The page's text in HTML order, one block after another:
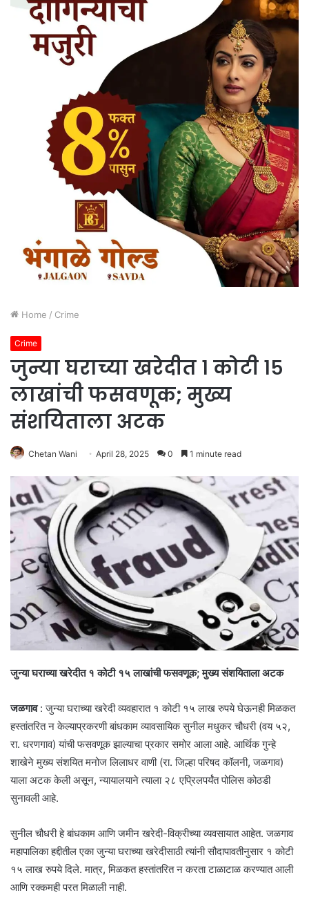
Home / Crime
Crime
जुन्या घराच्या खरेदीत १ कोटी १५
लाखांची फसवणूक; मुख्य
संशयिताला अटक
Chetan Wani April 28, 2025 0 1 minute read
जुन्या घराच्या खरेदीत १ कोटी १५ लाखांची फसवणूक; मुख्य संशयिताला अटक
जळगाव: जुन्या घराच्या खरेदी व्यवहारात १ कोटी १५ लाख रुपये घेऊनही मिळकत
हस्तांतरित न केल्याप्रकरणी बांधकाम व्यावसायिक सुनील मधुकर चौधरी (वय ५२,
रा. धरणगाव) यांची फसवणूक झाल्याचा प्रकार समोर आला आहे. आर्थिक गुन्हे
शाखेने मुख्य संशयित मनोज लिलाधर वाणी (रा. जिल्हा परिषद कॉलनी, जळगाव)
याला अटक केली असून, न्यायालयाने त्याला २८ एप्रिलपर्यंत पोलिस कोठडी
सुनावली आहे.
सुनील चौधरी हे बांधकाम आणि जमीन खरेदी-विक्रीच्या व्यवसायात आहेत. जळगाव
महापालिका हद्दीतील एका जुन्या घराच्या खरेदीसाठी त्यांनी सौदापावतीनुसार १ कोटी
१५ लाख रुपये दिले. मात्र, मिळकत हस्तांतरित न करता टाळाटाळ करण्यात आली
आणि रक्कमही परत मिळाली नाही.